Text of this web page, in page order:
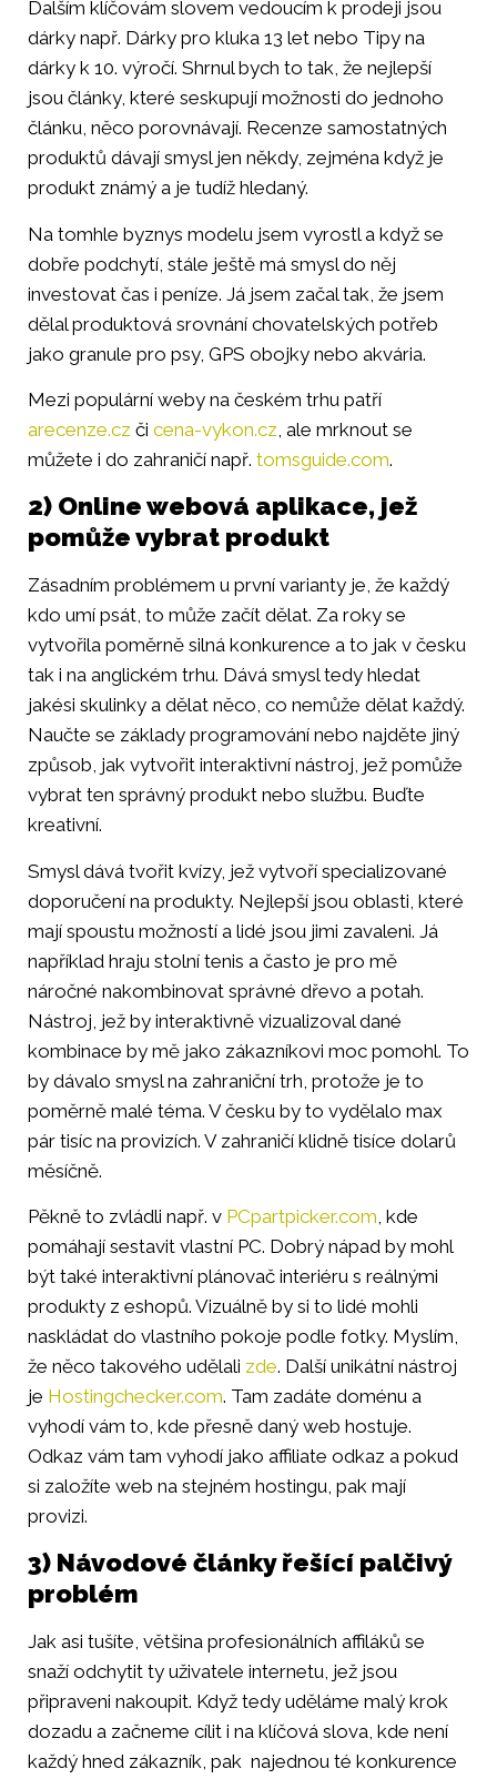
Dalším klíčovám slovem vedoucím k prodeji jsou
dárky např. Dárky pro kluka 13 let nebo Tipy na
dárky k 10. výročí. Shrnul bych to tak, že nejlepší
jsou články, které seskupují možnosti do jednoho
článku, něco porovnávají. Recenze samostatných
produktů dávají smysl jen někdy, zejména když je
produkt známý a je tudíž hledaný.
Na tomhle byznys modelu jsem vyrostl a když se
dobře podchytí, stále ještě má smysl do něj
investovat čas i peníze. Já jsem začal tak, že jsem
dělal produktová srovnání chovatelských potřeb
jako granule pro psy, GPS obojky nebo akvária.
Mezi populární weby na českém trhu patří
arecenze.cz či cena-vykon.cz , ale mrknout se
můžete i do zahraničí např. tomsguide.com.
2) Online webová aplikace, jež
pomůže vybrat produkt
Zásadním problémem u první varianty je, že každý
kdo umí psát, to může začít dělat. Za roky se
vytvořila poměrně silná konkurence a to jak v česku
tak i na anglickém trhu. Dává smysl tedy hledat
jakési skulinky a dělat něco, co nemůže dělat každý.
Naučte se základy programování nebo najděte jiný
způsob, jak vytvořit interaktivní nástroj, jež pomůže
vybrat ten správný produkt nebo službu. Buďte
kreativní.
Smysl dává tvořit kvízy, jež vytvoří specializované
doporučení na produkty. Nejlepší jsou oblasti, které
mají spoustu možností a lidé jsou jimi zavaleni. Já
například hraju stolní tenis a často je pro mě
náročné nakombinovat správné dřevo a potah.
Nástroj, jež by interaktivně vizualizoval dané
kombinace by mě jako zákazníkovi moc pomohl. To
by dávalo smysl na zahraniční trh, protože je to
poměrně malé téma. V česku by to vydělalo max
pár tisíc na provizích. V zahraničí klidně tisíce dolarů
měsíčně.
Pěkně to zvládli např. v PCpartpicker.com, kde
pomáhají sestavit vlastní PC. Dobrý nápad by mohl
být také interaktivní plánovač interiéru s reálnými
produkty z eshopů. Vizuálně by si to lidé mohli
naskládat do vlastního pokoje podle fotky. Myslím,
že něco takového udělali zde. Další unikátní nástroj
je Hostingchecker.com. Tam zadáte doménu a
vyhodí vám to, kde přesně daný web hostuje.
Odkaz vám tam vyhodí jako affiliate odkaz a pokud
si založíte web na stejném hostingu, pak mají
provizi.
3) Návodové články řešící palčivý
problém
Jak asi tušíte, většina profesionálních affiláků se
snaží odchytit ty uživatele internetu, jež jsou
připraveni nakoupit. Když tedy uděláme malý krok
dozadu a začneme cílit i na klíčová slova, kde není
každý hned zákazník, pak najednou té konkurence